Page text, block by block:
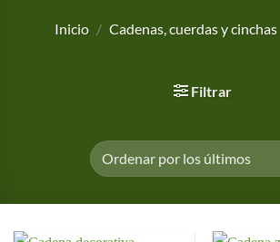
Inicio / Cadenas, cuerdas y cinchas
Filtrar